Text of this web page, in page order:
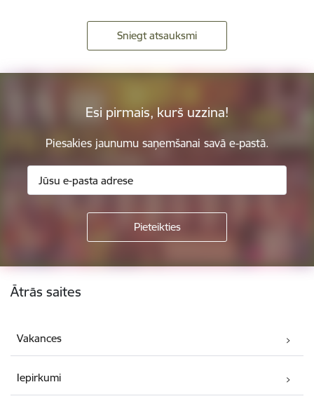
Sniegt atsauksmi
Esi pirmais, kurš uzzina!
Piesakies jaunumu saņemšanai savā e-pastā.
Kājene
Ātrās saites
Vakances
Iepirkumi